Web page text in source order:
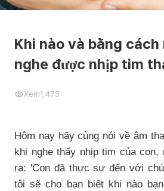
Khi nào và bằng cách
nghe được nhịp tim
Xem1,475
Hôm nay hãy cùng nói về âm
khi nghe thấy nhịp tim của
ra: 'Con đã thực sự đến với
tôi sẽ cho bạn biết khi nào